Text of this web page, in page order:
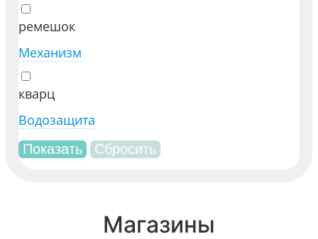
ремешок
Механизм
кварц
Водозащита
Магазины